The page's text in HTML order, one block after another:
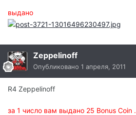
выдано
Zeppelinoff
Опубликовано 1 апреля, 2011
R4 Zeppelinoff
за 1 число вам выдано 25 Bonus Coin .